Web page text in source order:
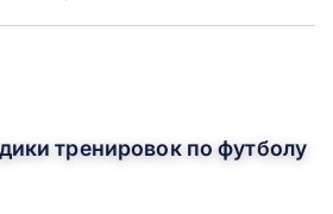
тренировок по футболу